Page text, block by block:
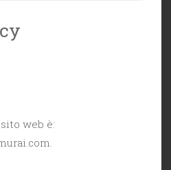
web è: